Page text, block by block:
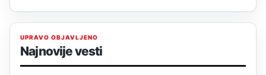
UPRAVO OBJAVLJENO
Najnovije vesti